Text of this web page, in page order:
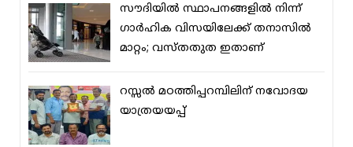
സൗദിയില്‍ സ്ഥാപനങ്ങളില്‍ നിന്ന്
ഗാര്‍ഹിക വിസയിലേക്ക് തനാസില്‍
മാറ്റം; വസ്തതുത ഇതാണ്
റസ്സല്‍ മഠത്തിപ്പറമ്പിലിന് നവോദയ
യാത്രയയപ്പ്